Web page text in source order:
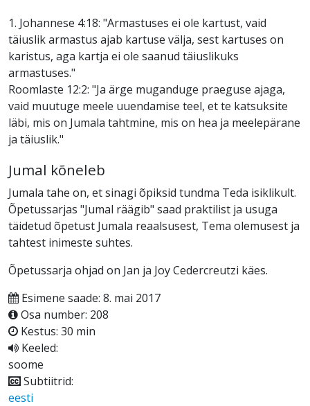
1. Johannese 4:18: "Armastuses ei ole kartust, vaid
täiuslik armastus ajab kartuse välja, sest kartuses on
karistus, aga kartja ei ole saanud täiuslikuks
armastuses."
Roomlaste 12:2: "Ja ärge muganduge praeguse ajaga,
vaid muutuge meele uuendamise teel, et te katsuksite
läbi, mis on Jumala tahtmine, mis on hea ja meelepärane
ja täiuslik."
Jumal kõneleb
Jumala tahe on, et sinagi õpiksid tundma Teda isiklikult.
Õpetussarjas "Jumal räägib" saad praktilist ja usuga
täidetud õpetust Jumala reaalsusest, Tema olemusest ja
tahtest inimeste suhtes.
Õpetussarja ohjad on Jan ja Joy Cedercreutzi käes.
Esimene saade: 8. mai 2017
Osa number: 208
Kestus: 30 min
Keeled:
soome
Subtiitrid:
eesti